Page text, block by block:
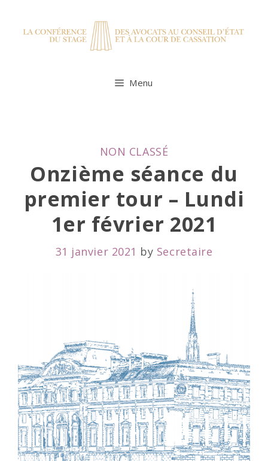
Menu
CATEGORIES
NON CLASSÉ
Onzième séance du
premier tour – Lundi
1er février 2021
31 janvier 2021 by Secretaire